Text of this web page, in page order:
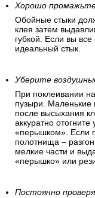
Хорошо
Обойные стыки
клея затем
губкой. Если вы
идеальный стык.
Уберите
При поклеивании
пузыри. Маленькие
после высыхания
аккуратно
«перышком». Если
полотнища –
мелкие части и
«перышко» или
Постоянно